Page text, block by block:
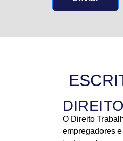
O Direito
empregadores